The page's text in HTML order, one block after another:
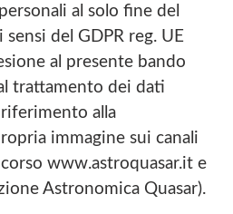
al solo fine del
del GDPR reg. UE
al presente bando
trattamento dei dati
alla
immagine sui canali
www.astroquasar.it e
Astronomica Quasar).